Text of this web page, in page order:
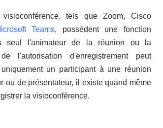
tels que Zoom, Cisco
Teams, possèdent une fonction
seul l'animateur de la réunion ou la
l'autorisation d'enregistrement peut
uniquement un participant à une réunion
ou de présentateur, il existe quand même
la visioconférence.